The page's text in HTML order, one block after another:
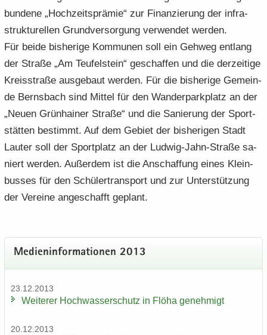
bun­de­ne „Hoch­zeits­prä­mie“ zur Fi­nan­zie­rung der in­fra­
struk­tu­rel­len Grund­ver­sor­gung ver­wen­det wer­den.
Für beide bis­he­ri­ge Kom­mu­nen soll ein Geh­weg ent­lang
der Stra­ße „Am Teu­felstein“ ge­schaf­fen und die der­zei­ti­ge
Kreis­stra­ße aus­ge­baut wer­den. Für die bis­he­ri­ge Ge­mein­
de Berns­bach sind Mit­tel für den Wan­der­park­platz an der
„Neuen Grün­hai­ner Stra­ße“ und die Sa­nie­rung der Sport­
stät­ten be­stimmt. Auf dem Ge­biet der bis­he­ri­gen Stadt
Lau­ter soll der Sport­platz an der Ludwig-​Jahn-Straße sa­
niert wer­den. Au­ßer­dem ist die An­schaf­fung eines Klein­
bus­ses für den Schü­ler­trans­port und zur Un­ter­stüt­zung
der Ver­ei­ne an­ge­schafft ge­plant.
Me­di­en­in­for­ma­tio­nen 2013
23.12.2013
Wei­te­rer Hoch­was­ser­schutz in Flöha ge­neh­migt
20.12.2013